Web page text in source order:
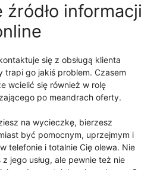
źródło informacji
się z obsługą klienta
trapi go jakiś problem. Czasem
wcielić się również w rolę
po meandrach oferty.
na wycieczkę, bierzesz
być pomocnym, uprzejmym i
telefonie i totalnie Cię olewa. Nie
jego usług, ale pewnie też nie